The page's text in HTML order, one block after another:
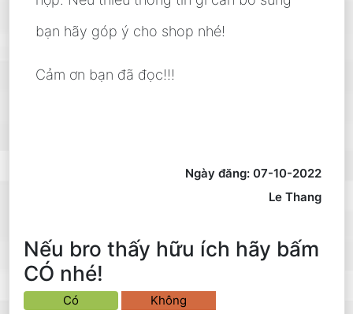
bạn hãy góp ý cho shop nhé!
Cảm ơn bạn đã đọc!!!
Ngày đăng: 07-10-2022
Le Thang
Nếu bro thấy hữu ích hãy bấm
CÓ nhé!
Có
Không